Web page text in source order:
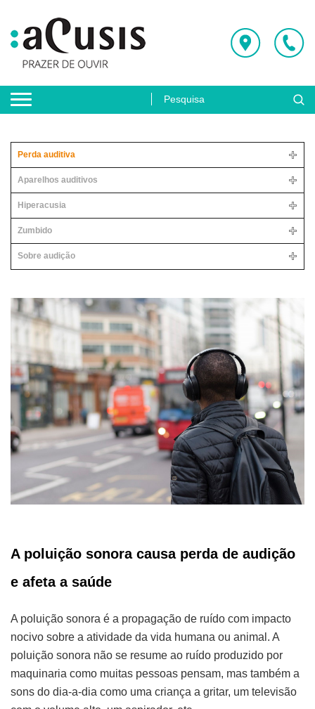
Perda auditiva
Aparelhos auditivos
Hiperacusia
Zumbido
Sobre audição
A poluição sonora causa perda de audição
e afeta a saúde
A poluição sonora é a propagação de ruído com impacto
nocivo sobre a atividade da vida humana ou animal. A
poluição sonora não se resume ao ruído produzido por
maquinaria como muitas pessoas pensam, mas também a
sons do dia-a-dia como uma criança a gritar, um televisão